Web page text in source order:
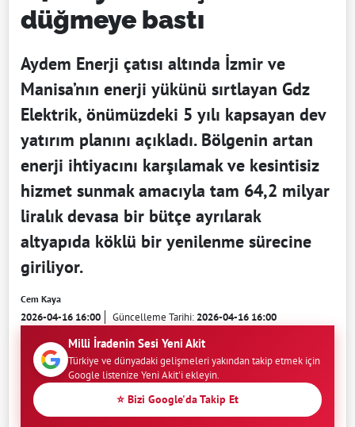
düğmeye bastı
Aydem Enerji çatısı altında İzmir ve
Manisa’nın enerji yükünü sırtlayan Gdz
Elektrik, önümüzdeki 5 yılı kapsayan dev
yatırım planını açıkladı. Bölgenin artan
enerji ihtiyacını karşılamak ve kesintisiz
hizmet sunmak amacıyla tam 64,2 milyar
liralık devasa bir bütçe ayrılarak
altyapıda köklü bir yenilenme sürecine
giriliyor.
Cem Kaya
2026-04-16 16:00 Güncelleme Tarihi:2026-04-16 16:00
Milli İradenin Sesi Yeni Akit
Türkiye ve dünyadaki gelişmeleri yakından takip etmek için
Google listenize Yeni Akit'i ekleyin.
⭐ Bizi Google'da Takip Et